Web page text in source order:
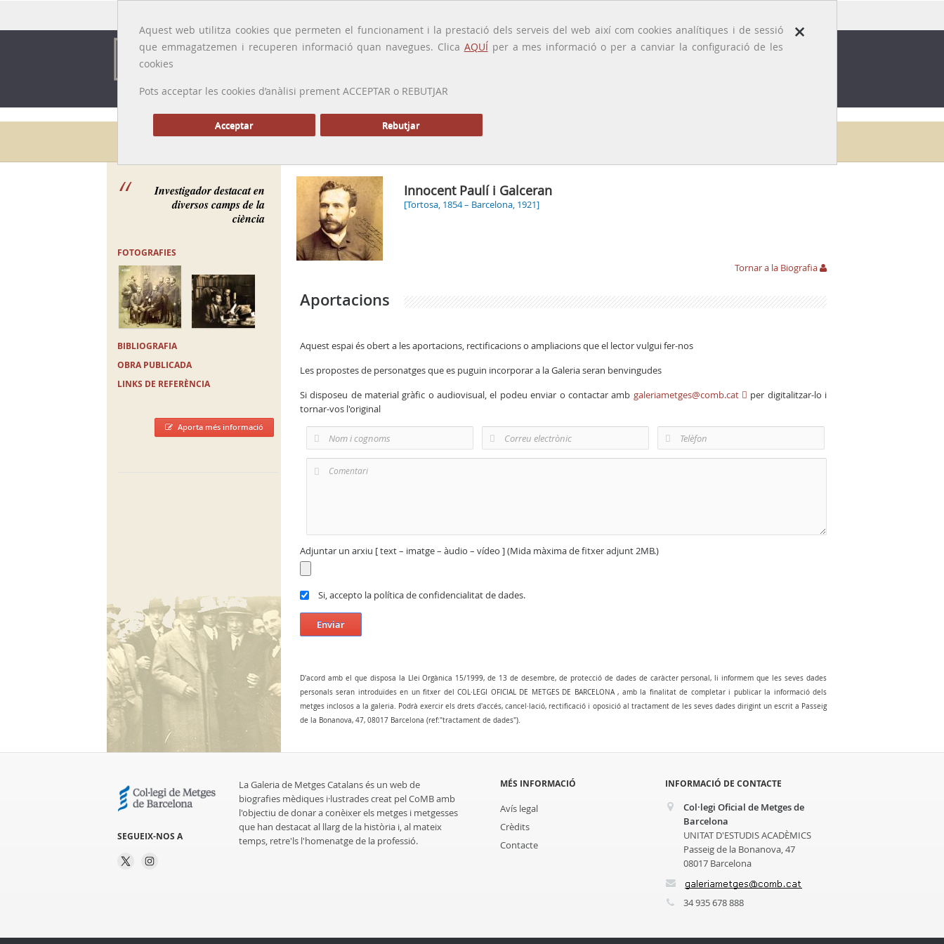
×
Aquest web utilitza cookies que permeten el funcionament i la prestació dels serveis del web així com cookies analítiques i de sessió
que emmagatzemen i recuperen informació quan navegues. Clica AQUÍper a mes informació o per a canviar la configuració de les
cookies
Pots acceptar les cookies d’anàlisi prement ACCEPTAR o REBUTJAR
Acceptar Rebutjar
PRESENTACIÓ GALERIA
Galeria de metges
Investigador destacat en
diversos camps de la
ciència
FOTOGRAFIES
BIBLIOGRAFIA
OBRA PUBLICADA
LINKS DE REFERÈNCIA
Aporta més informació
Innocent Paulí i Galceran
[Tortosa, 1854 – Barcelona, 1921]
Tornar a la Biografia
Aportacions
Aquest espai és obert a les aportacions, rectificacions o ampliacions que el lector vulgui fer-nos
Les propostes de personatges que es puguin incorporar a la Galeria seran benvingudes
Si disposeu de material gràfic o audiovisual, el podeu enviar o contactar amb galeriametges@comb.cat
per digitalitzar-lo i
tornar-vos l'original
Adjuntar un arxiu [ text – imatge – àudio – vídeo ] (Mida màxima de fitxer adjunt 2MB.)
Si, accepto la política de confidencialitat de dades.
Enviar
D'acord amb el que disposa la Llei Orgànica 15/1999, de 13 de desembre, de protecció de dades de caràcter personal, li informem que les seves dades
personals seran introduïdes en un fitxer del COL·LEGI OFICIAL DE METGES DE BARCELONA , amb la finalitat de completar i publicar la informació dels
metges inclosos a la galeria. Podrà exercir els drets d'accés, cancel·lació, rectificació i oposició al tractament de les seves dades dirigint un escrit a Passeig
de la Bonanova, 47, 08017 Barcelona (ref:"tractament de dades").
SEGUEIX-NOS A
La Galeria de Metges Catalans és un web de
biografies mèdiques i·lustrades creat pel CoMB amb
l'objectiu de donar a conèixer els metges i metgesses
que han destacat al llarg de la història i, al mateix
temps, retre'ls l'homenatge de la professió.
MÉS INFORMACIÓ
Avís legal
Crèdits
Contacte
INFORMACIÓ DE CONTACTE
Col·legi Oficial de Metges de
Barcelona
UNITAT D'ESTUDIS ACADÈMICS
Passeig de la Bonanova, 47
08017 Barcelona
34 935 678 888